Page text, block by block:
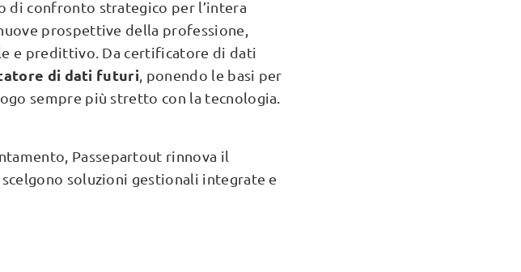
di confronto strategico per l’intera
prospettive della professione,
e predittivo. Da certificatore di dati
di dati futuri , ponendo le basi per
sempre più stretto con la tecnologia.
Passepartout rinnova il
soluzioni gestionali integrate e